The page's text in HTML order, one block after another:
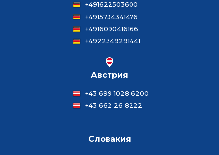
+491622503600
+4915734341476
+4916090416166
+4922349291441
Австрия
+43 699 1028 6200
+43 662 26 8222
Словакия